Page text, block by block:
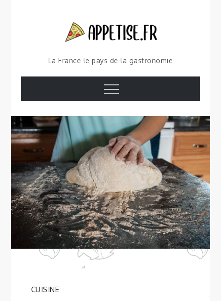
La France le pays de la gastronomie
Menu
CUISINE